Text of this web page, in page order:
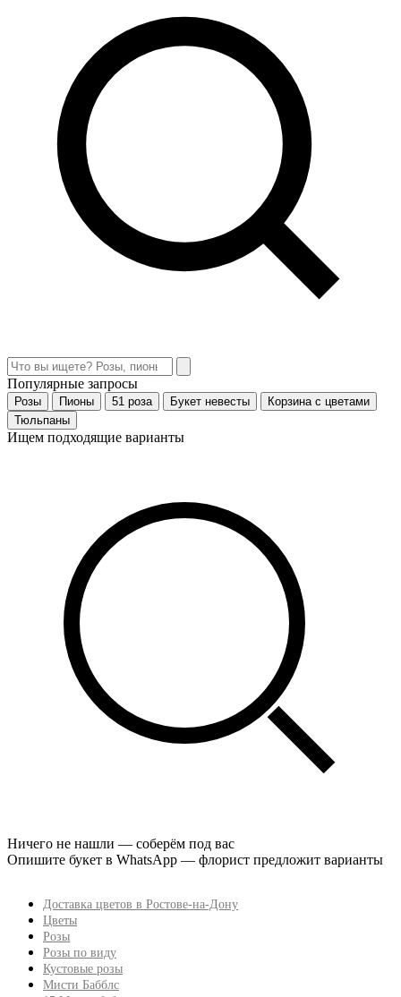
Популярные запросы
Розы Пионы 51 роза Букет невесты
Корзина с цветами
Тюльпаны
Ищем подходящие варианты
Ничего не нашли — соберём под вас
Опишите букет в WhatsApp — флорист предложит варианты
Доставка цветов в Ростове-на-Дону
Цветы
Розы
Розы по виду
Кустовые розы
Мисти Бабблс